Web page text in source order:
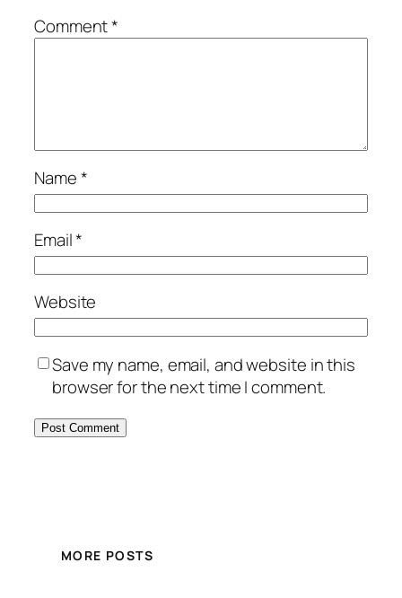
Comment*
Name*
Email*
Website
Save my name, email, and website in this
browser for the next time I comment.
MORE POSTS